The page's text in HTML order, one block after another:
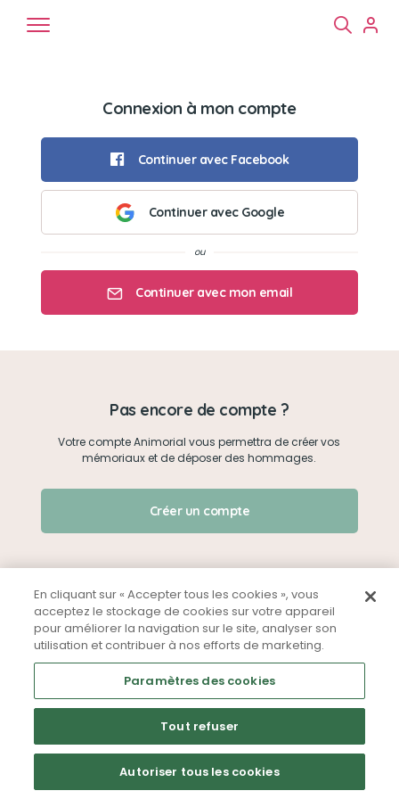
Chats
Créer un mémorial
Qui sommes-nous ?
Nous contacter
Partager sur Facebook
Connexion à mon compte
Continuer avec Facebook
Continuer avec Google
Continuer avec mon email
Je me connecte
Pas encore de compte ?
Votre compte Animorial vous permettra de créer vos
mémoriaux et de déposer des hommages.
Créer un compte
Mentions légales CGU Politique de confidentialité
En cliquant sur « Accepter tous les cookies », vous
acceptez le stockage de cookies sur votre appareil
pour améliorer la navigation sur le site, analyser son
utilisation et contribuer à nos efforts de marketing.
Paramètres des cookies
Tout refuser
Autoriser tous les cookies